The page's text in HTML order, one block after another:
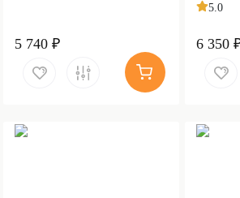
5 740 ₽
5.0
6 350